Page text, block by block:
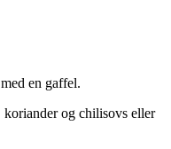
en gaffel.
og chilisovs eller